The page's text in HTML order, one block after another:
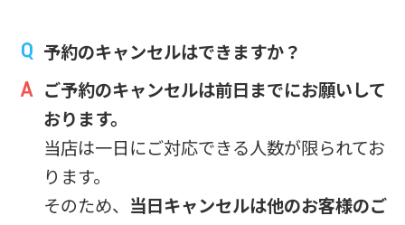
予約のキャンセルはできますか？
ご予約のキャンセルは前日までにお願いして
おります。
当店は一日にご対応できる人数が限られてお
ります。
そのため、 当日キャンセルは他のお客様のご